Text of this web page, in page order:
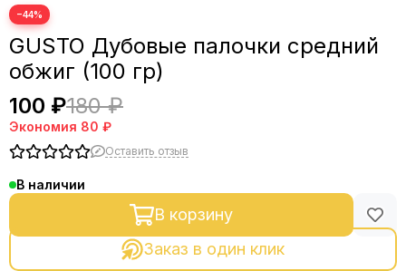
−44%
GUSTO Дубовые палочки средний
обжиг (100 гр)
100 ₽180 ₽
Экономия 80 ₽
Оставить отзыв
В наличии
В корзину
Заказ в один клик